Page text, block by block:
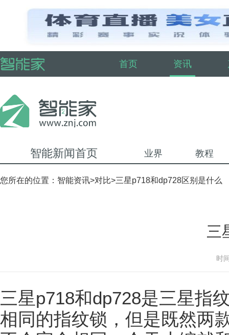
首页 资讯
智能新闻首页 业界 教程
您所在的位置： 智能资讯>对比>三星p718和dp728区别是什么
三
时
三星p718和dp728是三星指
相同的指纹锁，但是既然两